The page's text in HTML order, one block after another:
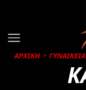
ΑΡΧΙΚΗ ΓΥΝΑΙΚΕΙΑ